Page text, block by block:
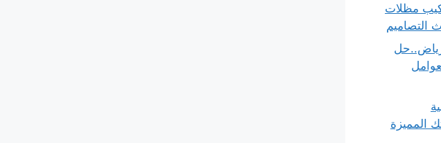
مظلات
التصاميم
المميزة